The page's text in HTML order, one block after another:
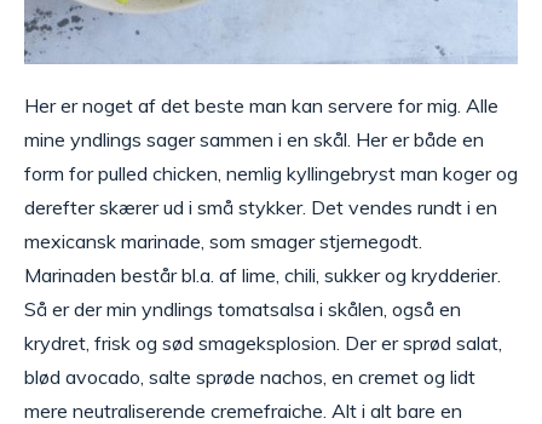
Her er noget af det beste man kan servere for mig. Alle
mine yndlings sager sammen i en skål. Her er både en
form for pulled chicken, nemlig kyllingebryst man koger og
derefter skærer ud i små stykker. Det vendes rundt i en
mexicansk marinade, som smager stjernegodt.
Marinaden består bl.a. af lime, chili, sukker og krydderier.
Så er der min yndlings tomatsalsa i skålen, også en
krydret, frisk og sød smageksplosion. Der er sprød salat,
blød avocado, salte sprøde nachos, en cremet og lidt
mere neutraliserende cremefraiche. Alt i alt bare en